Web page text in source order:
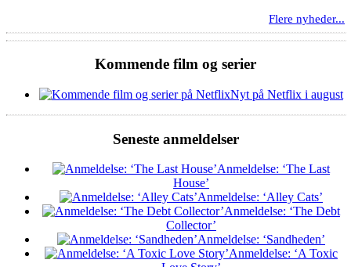
Flere nyheder...
Kommende film og serier
Nyt på Netflix i august
Seneste anmeldelser
Anmeldelse: ‘The Last
House’
Anmeldelse: ‘Alley Cats’
Anmeldelse: ‘The Debt
Collector’
Anmeldelse: ‘Sandheden’
Anmeldelse: ‘A Toxic